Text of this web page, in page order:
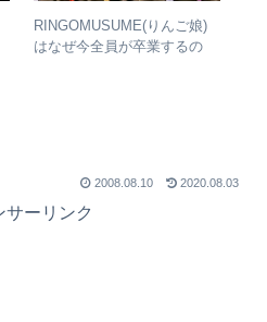
RINGOMUSUME(りんご娘)
はなぜ今全員が卒業するの
2008.08.10 2020.08.03
サーリンク